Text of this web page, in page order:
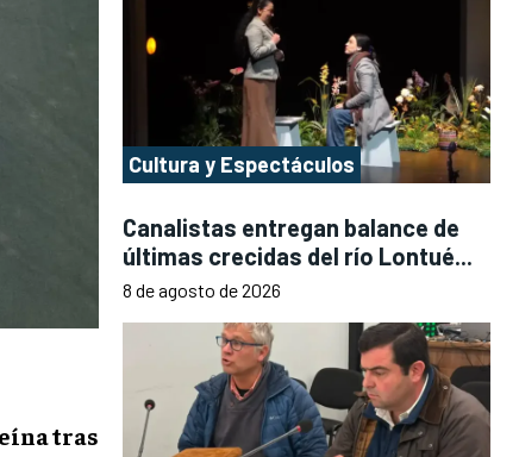
tras
Cultura y Espectáculos
Canalistas entregan balance de
últimas crecidas del río Lontué...
8 de agosto de 2026